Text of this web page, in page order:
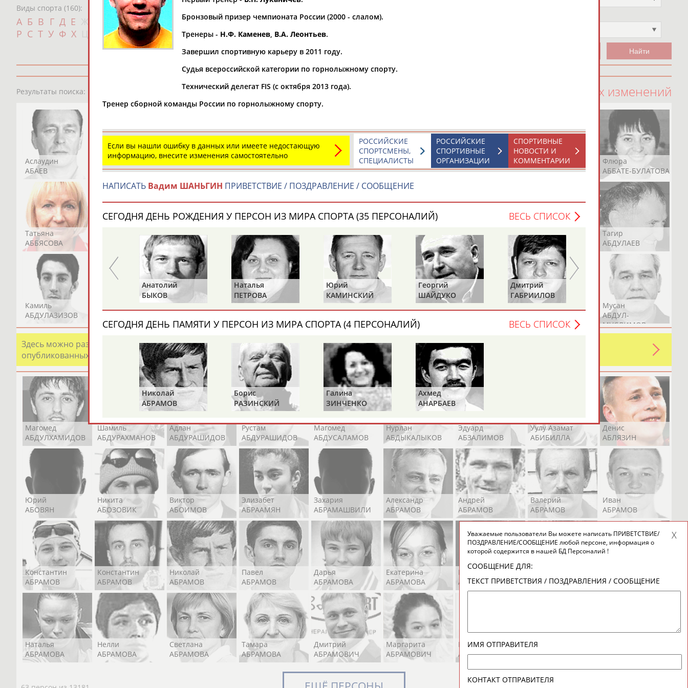
Виды спорта (160):
А Б В Г Д Е И К Л М Н О
П
Р С Т У Ф Х Ш Щ Э Ю Я
Дата рождения
чч год
Результаты поиска: 100 последних изменений
Аслаудин
АБАЕВ
Елена
АБАИМОВА
Мария
АБАКУМОВА
Юлия
АБАЛАКИНА
АБАРЕНОВ
Тамилла
АБАСОВА
Рамазан
АБАЧАРАЕВ
Ростом
АБАШИДЗЕ
Флюра
АББАТЕ-БУЛАТОВА
Татьяна
АББЯСОВА
АБДИКАРИМОВА
Артур
АБДРАХМАНОВ
Каримжан
АБДРАХМАНОВ
Аделя
АБДРАХМАНОВА
АБДУВАЛИЕВ
Герман
АБДУЛАЕВ
Рамазан
АБДУЛАЕВ
Тагир
АБДУЛАЕВ
Камиль
АБДУЛАЗИЗОВ
Камалудин
Абдула
Магомед
Назир
Аслан
Эмиль
Мусан
АБДУЛ-
МУСЛИМОВ
Здесь можно разместить информацию о хорошо известном спортсмене, тренере, специалисте или исправить какую-либо ошибку в уже
опубликованных записях. Страна должна знать своих героев! Герои спорта - это одни из главных патриотов своей страны!
Магомед
АБДУЛХАМИДОВ
Шамиль
АБДУРАХМАНОВ
Адлан
АБДУРАШИДОВ
Рустам
АБДУРАШИДОВ
Магомед
АБДУСАЛАМОВ
Нурлан
АБДЫКАЛЫКОВ
Эдуард
АБЗАЛИМОВ
Уулу Азамат
АБИБИЛЛА
Денис
АБЛЯЗИН
Юрий
АБОВЯН
Никита
АБОЗОВИК
Виктор
АБОИМОВ
Элизабет
АБРААМЯН
Захария
АБРАМАШВИЛИ
Александр
АБРАМОВ
Андрей
АБРАМОВ
Валерий
АБРАМОВ
Иван
АБРАМОВ
Константин
АБРАМОВ
Константин
АБРАМОВ
Николай
АБРАМОВ
Павел
АБРАМОВ
Дарья
АБРАМОВА
Екатерина
АБРАМОВА
Екатерина
АБРАМОВА
Ирина
АБРАМОВА
АБРАМОВА
Наталья
АБРАМОВА
Нелли
АБРАМОВА
Светлана
АБРАМОВА
Тамара
АБРАМОВА
Дмитрий
АБРАМОВИЧ
Маргарита
АБРАМОВИЧ
Иракли
АБРАМЯН
Осеп
АБРАМЯН
АБРАРОВ
Бронзовый призер чемпионата России (2000 - слалом).
Тренеры - Н.Ф. Каменев В.А. Леонтьев.
Завершил спортивную карьеру в 2011 году.
Судья всероссийской категории по горнолыжному спорту.
Технический делегат FIS (с октября 2013 года).
Тренер сборной команды России по горнолыжному спорту.
Если вы нашли ошибку в данных или имеете недостающую
информацию, внесите изменения самостоятельно
СПОРТИВНЫЕ
НОВОСТИ И
КОММЕНТАРИИ
РОССИЙСКИЕ
СПОРТИВНЫЕ
ОРГАНИЗАЦИИ
РОССИЙСКИЕ
СПОРТСМЕНЫ,
СПЕЦИАЛИСТЫ
НАПИСАТЬ Вадим ШАНЬГИН ПРИВЕТСТВИЕ / ПОЗДРАВЛЕНИЕ / СООБЩЕНИЕ
СЕГОДНЯ ДЕНЬ РОЖДЕНИЯ У ПЕРСОН ИЗ МИРА СПОРТА (35 ПЕРСОНАЛИЙ) ВЕСЬ СПИСОК
Николай
АВИЛОВ
Анатолий
БЫКОВ
Наталья
ПЕТРОВА
Юрий
КАМИНСКИЙ
Георгий
ШАЙДУКО
Дмитрий
ГАБРИИЛОВ
МАХОВ
СЕГОДНЯ ДЕНЬ ПАМЯТИ У ПЕРСОН ИЗ МИРА СПОРТА (4 ПЕРСОНАЛИЙ) ВЕСЬ СПИСОК
Николай
АБРАМОВ
Борис
РАЗИНСКИЙ
Галина
ЗИНЧЕНКО
Ахмед
АНАРБАЕВ
Уважаемые пользователи Вы можете написать ПРИВЕТСТВИЕ/
ПОЗДРАВЛЕНИЕ/СООБЩЕНИЕ любой персоне, информация о
которой содержится в нашей БД Персоналий !
СООБЩЕНИЕ ДЛЯ:
ТЕКСТ ПРИВЕТСТВИЯ / ПОЗДРАВЛЕНИЯ / СООБЩЕНИЕ
ИМЯ ОТПРАВИТЕЛЯ
КОНТАКТ ОТПРАВИТЕЛЯ